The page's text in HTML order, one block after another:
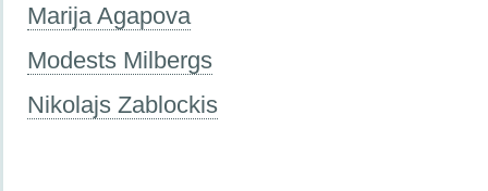
Marija Agapova
Modests Milbergs
Nikolajs Zablockis